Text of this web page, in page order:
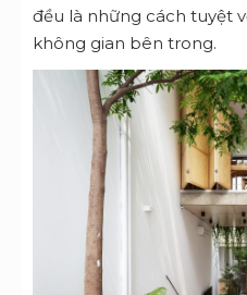
đều là những cách tuyệt
không gian bên trong.